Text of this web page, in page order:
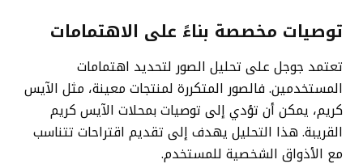
توصيات مخصصة بناءً على الاهتمامات
تعتمد جوجل على تحليل الصور لتحديد اهتمامات
المستخدمين. فالصور المتكررة لمنتجات معينة، مثل الآيس
كريم، يمكن أن تؤدي إلى توصيات بمحلات الآيس كريم
القريبة. هذا التحليل يهدف إلى تقديم اقتراحات تتناسب
مع الأذواق الشخصية للمستخدم.